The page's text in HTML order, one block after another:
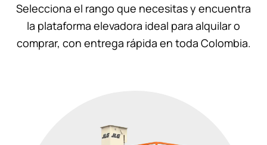
Selecciona el rango que necesitas y encuentra
la plataforma elevadora ideal para alquilar o
comprar, con entrega rápida en toda Colombia.